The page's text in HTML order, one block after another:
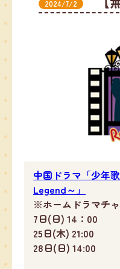
2024/7/2
中国ドラマ「少年
Legend～」
※ホームドラマチ
7日(日) 14：00
25日(木) 21:00
28日(日) 14:00